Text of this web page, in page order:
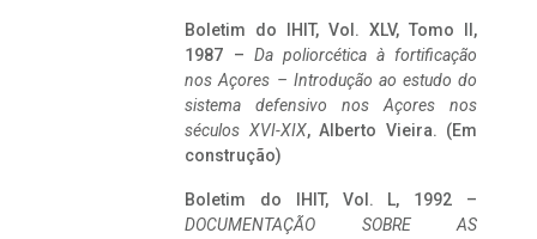
Boletim do IHIT, Vol. XLV, Tomo II,
1987 – Da poliorcética à fortificação
nos Açores – Introdução ao estudo do
sistema defensivo nos Açores nos
séculos XVI-XIX, Alberto Vieira. (Em
construção)
Boletim do IHIT, Vol. L, 1992 –
DOCUMENTAÇÃO SOBRE AS